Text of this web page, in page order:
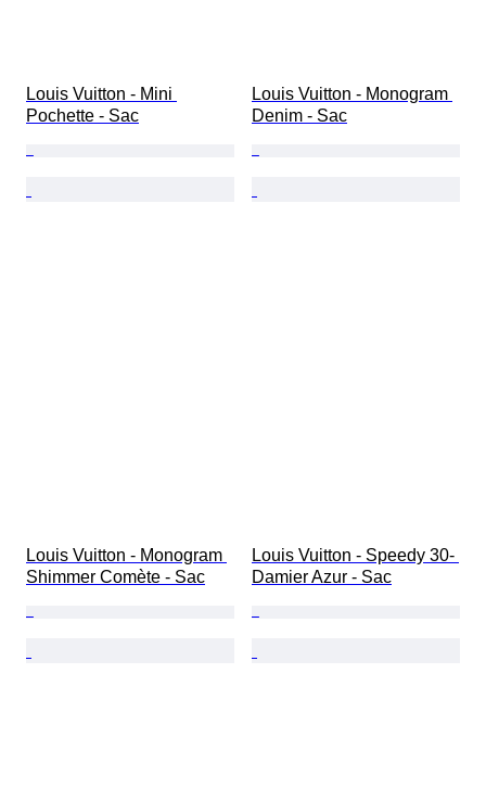
Louis Vuitton - Mini
Pochette - Sac
Louis Vuitton - Monogram
Denim - Sac
Louis Vuitton - Monogram
Shimmer Comète - Sac
Louis Vuitton - Speedy 30-
Damier Azur - Sac